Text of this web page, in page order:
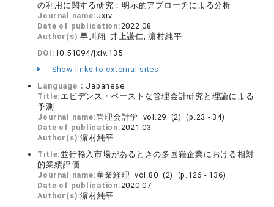
の利用に関する研究：明示的アプローチによる分析
Journal name:Jxiv
Date of publication:2022.08
Author(s):早川翔, 井上謙仁, 濵村純平
DOI: 10.51094/jxiv.135
Show links to external sites
Language： Japanese
Title: エビデンス・ベーストな管理会計研究と理論による
予測
Journal name:管理会計学 vol.29 (2) (p.23 - 34)
Date of publication:2021.03
Author(s):濵村純平
Title:並行輸入市場があるときの多国籍企業における相対
的業績評価
Journal name:産業経理 vol.80 (2) (p.126 - 136)
Date of publication:2020.07
Author(s):濵村純平